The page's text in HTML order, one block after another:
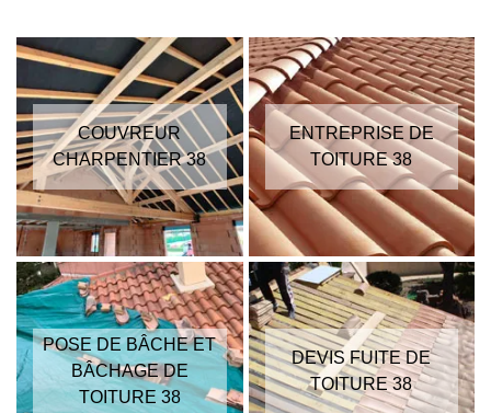
COUVREUR
CHARPENTIER 38
ENTREPRISE DE
TOITURE 38
POSE DE BÂCHE ET
BÂCHAGE DE
TOITURE 38
DEVIS FUITE DE
TOITURE 38